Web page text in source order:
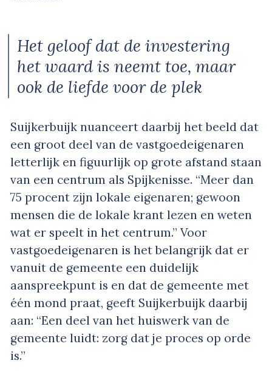
Het geloof dat de investering
het waard is neemt toe, maar
ook de liefde voor de plek
Suijkerbuijk nuanceert daarbij het beeld dat
een groot deel van de vastgoedeigenaren
letterlijk en figuurlijk op grote afstand staan
van een centrum als Spijkenisse. “Meer dan
75 procent zijn lokale eigenaren; gewoon
mensen die de lokale krant lezen en weten
wat er speelt in het centrum.” Voor
vastgoedeigenaren is het belangrijk dat er
vanuit de gemeente een duidelijk
aanspreekpunt is en dat de gemeente met
één mond praat, geeft Suijkerbuijk daarbij
aan: “Een deel van het huiswerk van de
gemeente luidt: zorg dat je proces op orde
is.”